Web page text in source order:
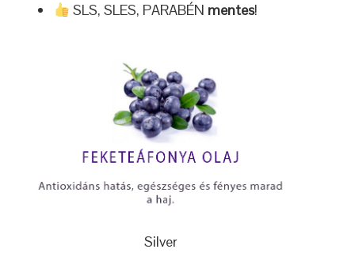
SLS, SLES, PARABÉN mentes!​
Silver